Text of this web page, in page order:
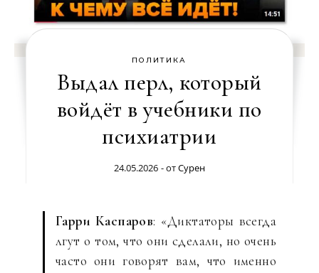
ПОЛИТИКА
Выдал перл, который
войдёт в учебники по
психиатрии
24.05.2026 - отСурен
Гарри Каспаров: «Диктаторы всегда
лгут о том, что они сделали, но очень
часто они говорят вам, что именно